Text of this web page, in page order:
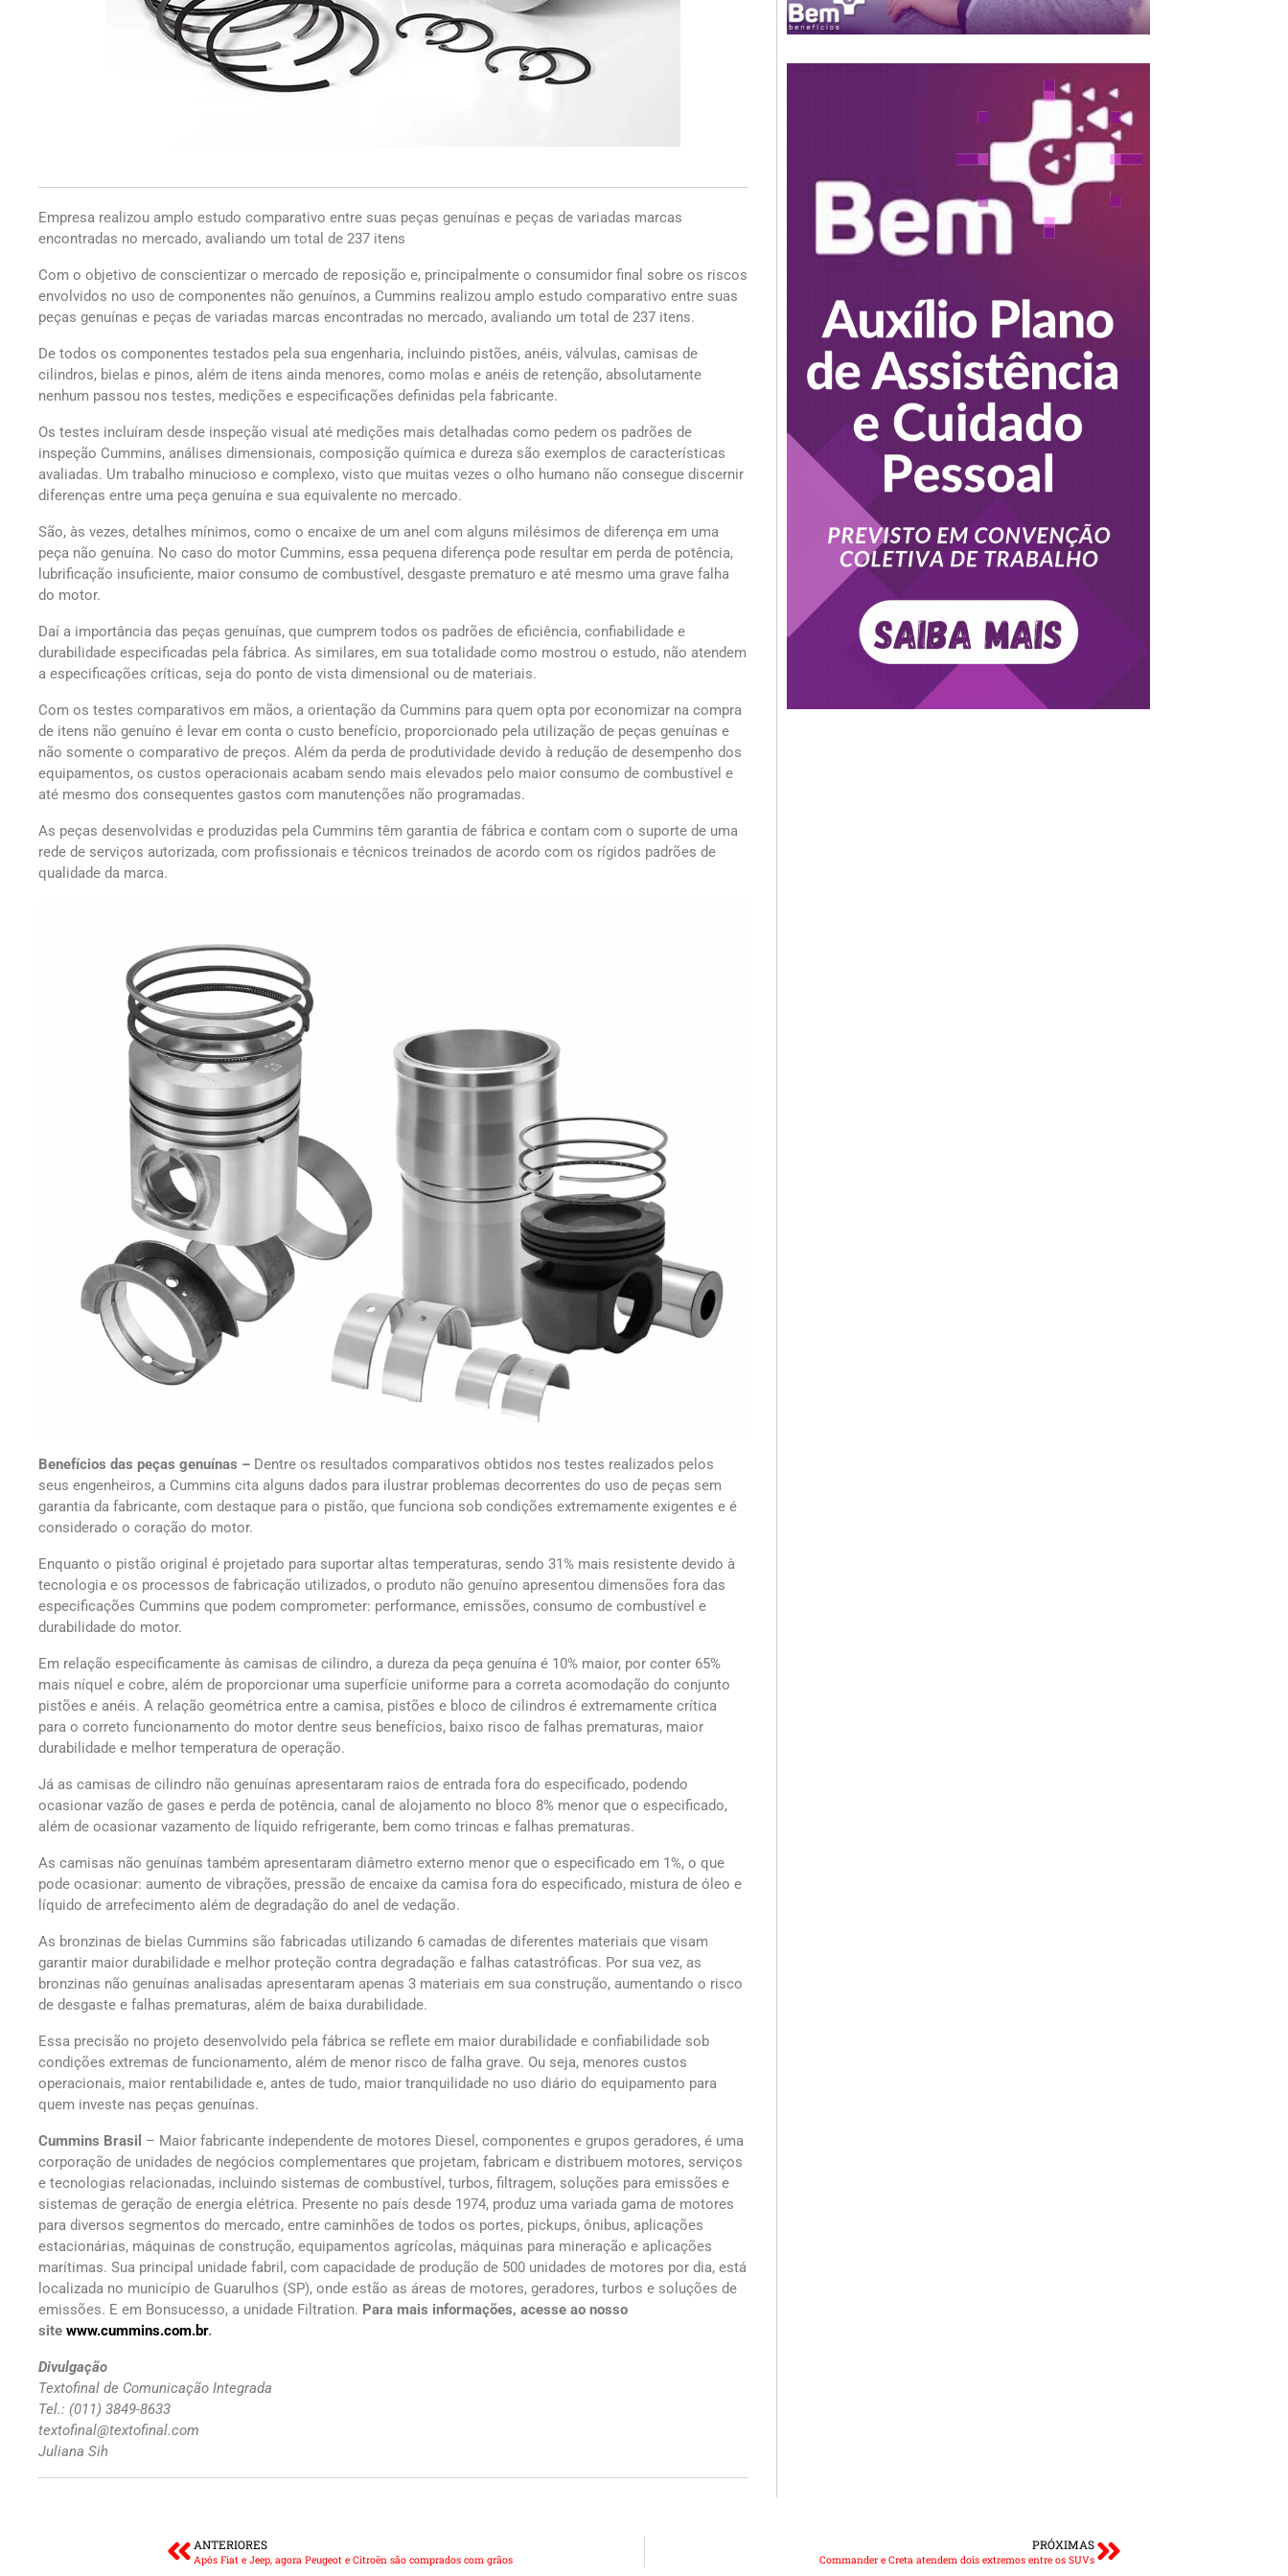
Empresa realizou amplo estudo comparativo entre suas peças genuínas e peças de variadas marcas
encontradas no mercado, avaliando um total de 237 itens
Com o objetivo de conscientizar o mercado de reposição e, principalmente o consumidor final sobre os riscos
envolvidos no uso de componentes não genuínos, a Cummins realizou amplo estudo comparativo entre suas
peças genuínas e peças de variadas marcas encontradas no mercado, avaliando um total de 237 itens.
De todos os componentes testados pela sua engenharia, incluindo pistões, anéis, válvulas, camisas de
cilindros, bielas e pinos, além de itens ainda menores, como molas e anéis de retenção, absolutamente
nenhum passou nos testes, medições e especificações definidas pela fabricante.
Os testes incluíram desde inspeção visual até medições mais detalhadas como pedem os padrões de
inspeção Cummins, análises dimensionais, composição química e dureza são exemplos de características
avaliadas. Um trabalho minucioso e complexo, visto que muitas vezes o olho humano não consegue discernir
diferenças entre uma peça genuína e sua equivalente no mercado.
São, às vezes, detalhes mínimos, como o encaixe de um anel com alguns milésimos de diferença em uma
peça não genuína. No caso do motor Cummins, essa pequena diferença pode resultar em perda de potência,
lubrificação insuficiente, maior consumo de combustível, desgaste prematuro e até mesmo uma grave falha
do motor.
Daí a importância das peças genuínas, que cumprem todos os padrões de eficiência, confiabilidade e
durabilidade especificadas pela fábrica. As similares, em sua totalidade como mostrou o estudo, não atendem
a especificações críticas, seja do ponto de vista dimensional ou de materiais.
Com os testes comparativos em mãos, a orientação da Cummins para quem opta por economizar na compra
de itens não genuíno é levar em conta o custo benefício, proporcionado pela utilização de peças genuínas e
não somente o comparativo de preços. Além da perda de produtividade devido à redução de desempenho dos
equipamentos, os custos operacionais acabam sendo mais elevados pelo maior consumo de combustível e
até mesmo dos consequentes gastos com manutenções não programadas.
As peças desenvolvidas e produzidas pela Cummins têm garantia de fábrica e contam com o suporte de uma
rede de serviços autorizada, com profissionais e técnicos treinados de acordo com os rígidos padrões de
qualidade da marca.
Benefícios das peças genuínas – Dentre os resultados comparativos obtidos nos testes realizados pelos
seus engenheiros, a Cummins cita alguns dados para ilustrar problemas decorrentes do uso de peças sem
garantia da fabricante, com destaque para o pistão, que funciona sob condições extremamente exigentes e é
considerado o coração do motor.
Enquanto o pistão original é projetado para suportar altas temperaturas, sendo 31% mais resistente devido à
tecnologia e os processos de fabricação utilizados, o produto não genuíno apresentou dimensões fora das
especificações Cummins que podem comprometer: performance, emissões, consumo de combustível e
durabilidade do motor.
Em relação especificamente às camisas de cilindro, a dureza da peça genuína é 10% maior, por conter 65%
mais níquel e cobre, além de proporcionar uma superfície uniforme para a correta acomodação do conjunto
pistões e anéis. A relação geométrica entre a camisa, pistões e bloco de cilindros é extremamente crítica
para o correto funcionamento do motor dentre seus benefícios, baixo risco de falhas prematuras, maior
durabilidade e melhor temperatura de operação.
Já as camisas de cilindro não genuínas apresentaram raios de entrada fora do especificado, podendo
ocasionar vazão de gases e perda de potência, canal de alojamento no bloco 8% menor que o especificado,
além de ocasionar vazamento de líquido refrigerante, bem como trincas e falhas prematuras.
As camisas não genuínas também apresentaram diâmetro externo menor que o especificado em 1%, o que
pode ocasionar: aumento de vibrações, pressão de encaixe da camisa fora do especificado, mistura de óleo e
líquido de arrefecimento além de degradação do anel de vedação.
As bronzinas de bielas Cummins são fabricadas utilizando 6 camadas de diferentes materiais que visam
garantir maior durabilidade e melhor proteção contra degradação e falhas catastróficas. Por sua vez, as
bronzinas não genuínas analisadas apresentaram apenas 3 materiais em sua construção, aumentando o risco
de desgaste e falhas prematuras, além de baixa durabilidade.
Essa precisão no projeto desenvolvido pela fábrica se reflete em maior durabilidade e confiabilidade sob
condições extremas de funcionamento, além de menor risco de falha grave. Ou seja, menores custos
operacionais, maior rentabilidade e, antes de tudo, maior tranquilidade no uso diário do equipamento para
quem investe nas peças genuínas.
Cummins Brasil – Maior fabricante independente de motores Diesel, componentes e grupos geradores, é uma
corporação de unidades de negócios complementares que projetam, fabricam e distribuem motores, serviços
e tecnologias relacionadas, incluindo sistemas de combustível, turbos, filtragem, soluções para emissões e
sistemas de geração de energia elétrica. Presente no país desde 1974, produz uma variada gama de motores
para diversos segmentos do mercado, entre caminhões de todos os portes, pickups, ônibus, aplicações
estacionárias, máquinas de construção, equipamentos agrícolas, máquinas para mineração e aplicações
marítimas. Sua principal unidade fabril, com capacidade de produção de 500 unidades de motores por dia, está
localizada no município de Guarulhos (SP), onde estão as áreas de motores, geradores, turbos e soluções de
emissões. E em Bonsucesso, a unidade Filtration. Para mais informações, acesse ao nosso
site www.cummins.com.br.
Divulgação
Textofinal de Comunicação Integrada
Tel.: (011) 3849-8633
textofinal@textofinal.com
Juliana Sih
ANTERIORES
Após Fiat e Jeep, agora Peugeot e Citroën são comprados com grãos
PRÓXIMAS
Commander e Creta atendem dois extremos entre os SUVs